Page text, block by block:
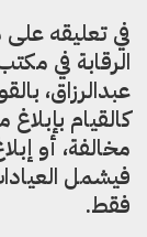
في تعليقه على
الرقابة في
عبدالرزاق،
كالقيام
مخالفة، أو
فيشمل
فقط.